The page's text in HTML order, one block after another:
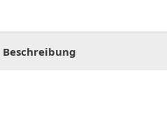
Beschreibung